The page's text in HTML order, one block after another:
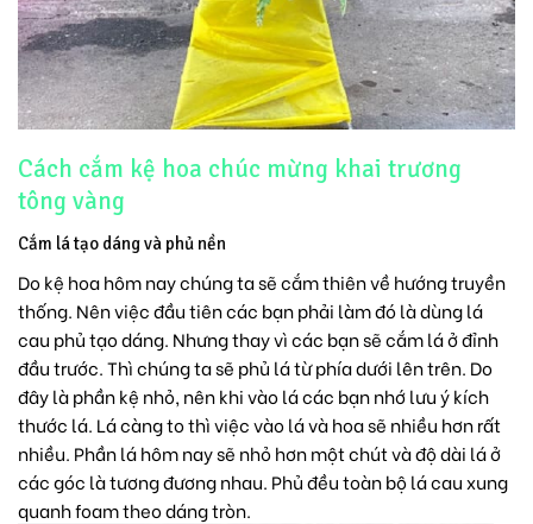
Cách cắm kệ hoa chúc mừng khai trương
tông vàng
Cắm lá tạo dáng và phủ nền
Do kệ hoa hôm nay chúng ta sẽ cắm thiên về hướng truyền
thống. Nên việc đầu tiên các bạn phải làm đó là dùng lá
cau phủ tạo dáng. Nhưng thay vì các bạn sẽ cắm lá ở đỉnh
đầu trước. Thì chúng ta sẽ phủ lá từ phía dưới lên trên. Do
đây là phần kệ nhỏ, nên khi vào lá các bạn nhớ lưu ý kích
thước lá. Lá càng to thì việc vào lá và hoa sẽ nhiều hơn rất
nhiều. Phần lá hôm nay sẽ nhỏ hơn một chút và độ dài lá ở
các góc là tương đương nhau. Phủ đều toàn bộ lá cau xung
quanh foam theo dáng tròn.